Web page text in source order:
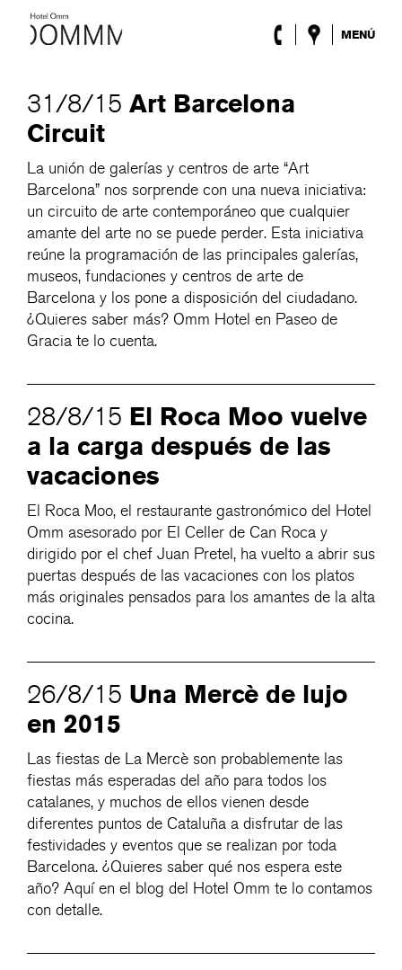
MENÚ
Roca Barcelona
Spa
Lobby & Club
Eventos
Promociones
Blog
ENG / ESP DEU / FRA / CAT
31/8/15 Art Barcelona
Circuit
La unión de galerías y centros de arte “Art
Barcelona” nos sorprende con una nueva iniciativa:
un circuito de arte contemporáneo que cualquier
amante del arte no se puede perder. Esta iniciativa
reúne la programación de las principales galerías,
museos, fundaciones y centros de arte de
Barcelona y los pone a disposición del ciudadano.
¿Quieres saber más? Omm Hotel en Paseo de
Gracia te lo cuenta.
28/8/15 El Roca Moo vuelve
a la carga después de las
vacaciones
El Roca Moo, el restaurante gastronómico del Hotel
Omm asesorado por El Celler de Can Roca y
dirigido por el chef Juan Pretel, ha vuelto a abrir sus
puertas después de las vacaciones con los platos
más originales pensados para los amantes de la alta
cocina.
26/8/15 Una Mercè de lujo
en 2015
Las fiestas de La Mercè son probablemente las
fiestas más esperadas del año para todos los
catalanes, y muchos de ellos vienen desde
diferentes puntos de Cataluña a disfrutar de las
festividades y eventos que se realizan por toda
Barcelona. ¿Quieres saber qué nos espera este
año? Aquí en el blog del Hotel Omm te lo contamos
con detalle.